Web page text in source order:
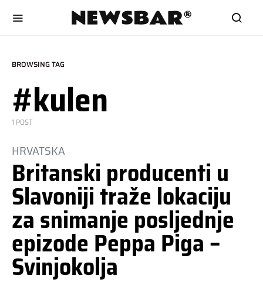
BROWSING TAG
#kulen
1 POST
HRVATSKA
Britanski producenti u
Slavoniji traže lokaciju
za snimanje posljednje
epizode Peppa Piga –
Svinjokolja